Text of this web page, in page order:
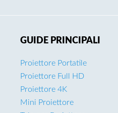
GUIDE PRINCIPALI
Proiettore Portatile
Proiettore Full HD
Proiettore 4K
Mini Proiettore